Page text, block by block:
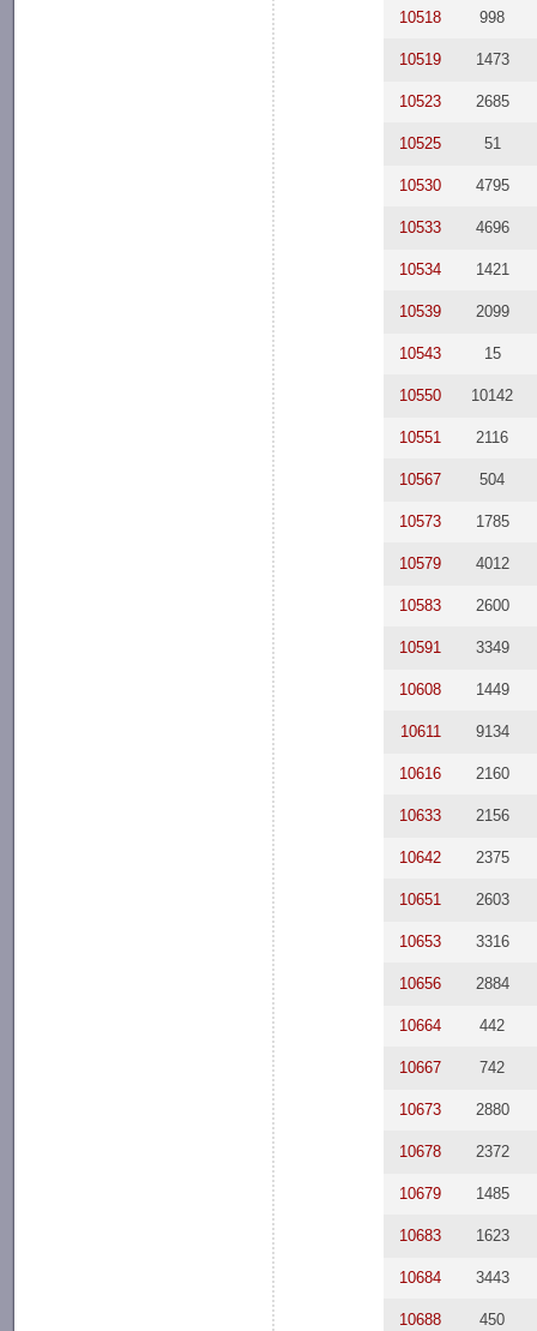
10518 998
10519 1473
10523 2685
10525 51
10530 4795
10533 4696
10534 1421
10539 2099
10543 15
10550 10142
10551 2116
10567 504
10573 1785
10579 4012
10583 2600
10591 3349
10608 1449
10611 9134
10616 2160
10633 2156
10642 2375
10651 2603
10653 3316
10656 2884
10664 442
10667 742
10673 2880
10678 2372
10679 1485
10683 1623
10684 3443
10688 450